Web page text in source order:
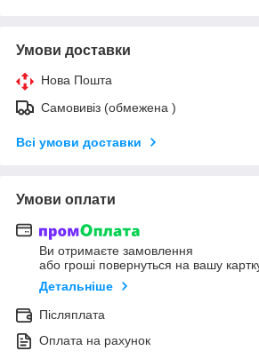
Умови доставки
Нова Пошта
Самовивіз (обмежена )
Всі умови доставки
Умови оплати
Ви отримаєте замовлення
або гроші повернуться на вашу
Детальніше
Післяплата
Оплата на рахунок